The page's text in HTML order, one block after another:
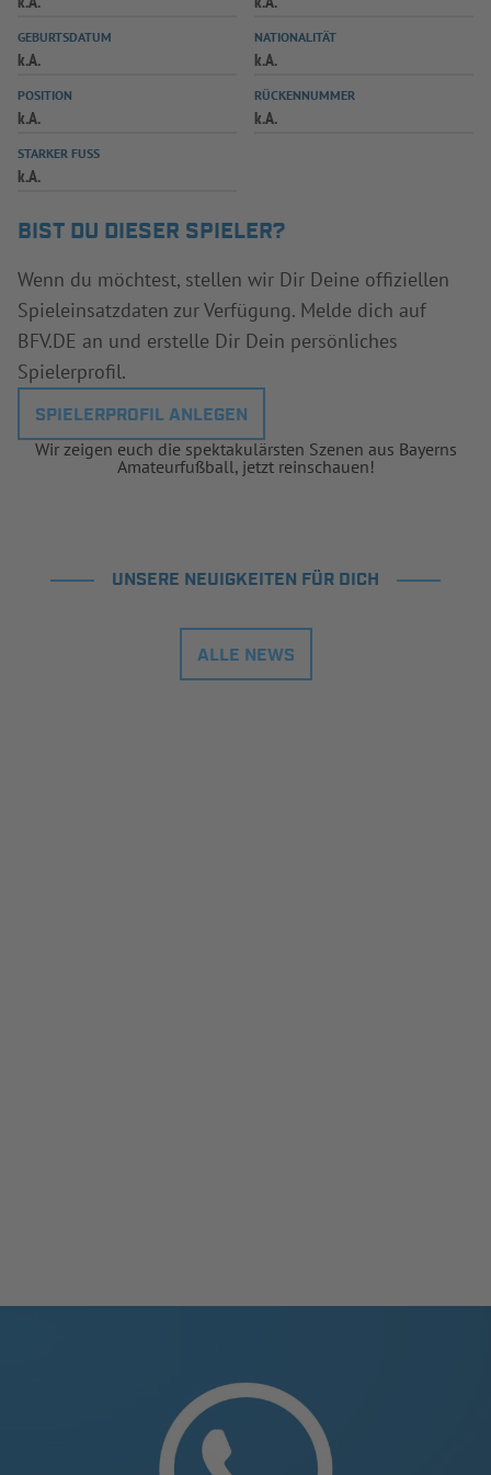
SPIELPLUS
GEBURTSDATUM
k.A.
NATIONALITÄT
k.A.
POSITION
k.A.
RÜCKENNUMMER
k.A.
STARKER FUSS
k.A.
BIST DU DIESER SPIELER?
Wenn du möchtest, stellen wir Dir Deine offiziellen
Spieleinsatzdaten zur Verfügung. Melde dich auf
BFV.DE an und erstelle Dir Dein persönliches
Spielerprofil.
SPIELERPROFIL ANLEGEN
Wir zeigen euch die spektakulärsten Szenen aus Bayerns
Amateurfußball, jetzt reinschauen!
UNSERE NEUIGKEITEN FÜR DICH
ALLE NEWS